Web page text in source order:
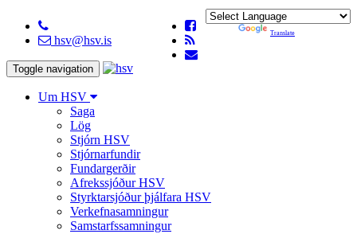
hsv@hsv.is
Translate
Toggle navigation
Um HSV
Saga
Lög
Stjórn HSV
Stjórnarfundir
Fundargerðir
Afrekssjóður HSV
Styrktarsjóður þjálfara HSV
Verkefnasamningur
Samstarfssamningur